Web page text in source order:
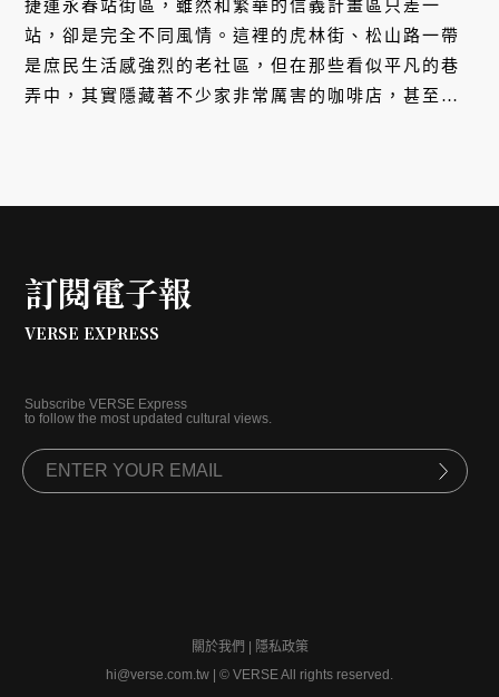
捷運永春站街區，雖然和繁華的信義計畫區只差一
站，卻是完全不同風情。這裡的虎林街、松山路一帶
是庶民生活感強烈的老社區，但在那些看似平凡的巷
弄中，其實隱藏著不少家非常厲害的咖啡店，甚至形
訂閱電子報
VERSE EXPRESS
Subscribe VERSE Express
to follow the most updated cultural views.
關於我們
隱私政策
hi@verse.com.tw
© VERSE All rights reserved.